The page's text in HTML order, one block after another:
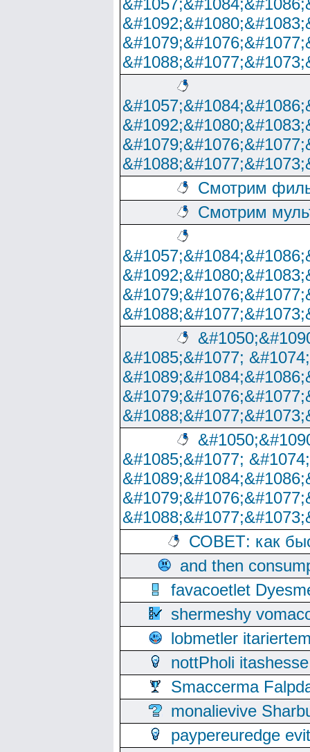
Смотрим
Смотрим
&#1085;&#1077;
&#1085;&#1077;
СОВЕТ: как
and then
favacoetlet
shermeshy
lobmetler
nottPholi
Smaccerma
monalievive
paypereuredge